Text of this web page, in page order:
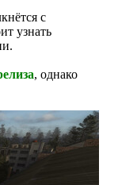
с
узнать
, однако